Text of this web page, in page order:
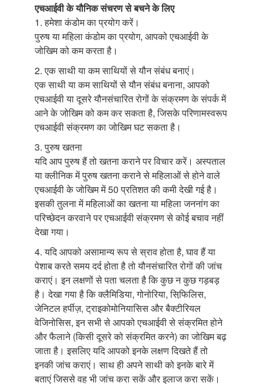
एचआईवी के यौनिक संचरण से बचने के लिए
1. हमेशा कंडोम का प्रयोग करें।
पुरुष या महिला कंडोम का प्रयोग, आपको एचआईवी के
जोखिम को कम करता है।
2. एक साथी या कम साथियों से यौन संबंध बनाएं।
एक साथी या कम साथियों से यौन संबंध बनाना, आपको
एचआईवी या दूसरे यौनसंचारित रोगों के संक्रमण के संपर्क में
आने के जोखिम को कम कर सकता है, जिसके परिणामस्वरूप
एचआईवी संक्रमण का जोखिम घट सकता है।
3. पुरुष खतना
यदि आप पुरुष हैं तो खतना कराने पर विचार करें। अस्पताल
या क्लीनिक में पुरुष खतना कराने से महिलाओं से होने वाले
एचआईवी के जोखिम में 50 प्रतिशत की कमी देखी गई है।
इसकी तुलना में महिलाओं का खतना या महिला जननांग का
परिच्छेदन करवाने पर एचआईवी संक्रमण से कोई बचाव नहीं
देखा गया।
4. यदि आपको असामान्य रूप से स्राव होता है, घाव हैं या
पेशाब करते समय दर्द होता है तो यौनसंचारित रोगों की जांच
कराएं। इन लक्षणों से पता चलता है कि कुछ न कुछ गड़बड़
है। देखा गया है कि क्लैमिडिया, गोनोरिया, सिफि़लिस,
जेनिटल हर्पीज़, ट्राइकोमोनियासिस और बैक्टीरियल
वेजिनोसिस, इन सभी से आपको एचआईवी से संक्रमित होने
और फैलाने (किसी दूसरे को संक्रमित करने) का जोखिम बढ़
जाता है। इसलिए यदि आपको इनके लक्षण दिखते हैं तो
इनकी जांच कराएं। साथ ही अपने साथी को इनके बारे में
बताएं जिससे वह भी जांच करा सकें और इलाज करा सकें।